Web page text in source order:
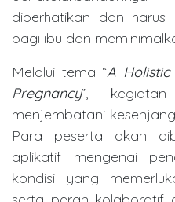
diperhatikan dan
bagi ibu dan
Melalui tema “A
Pregnancy”,
menjembatani
Para peserta akan
aplikatif mengenai
kondisi yang